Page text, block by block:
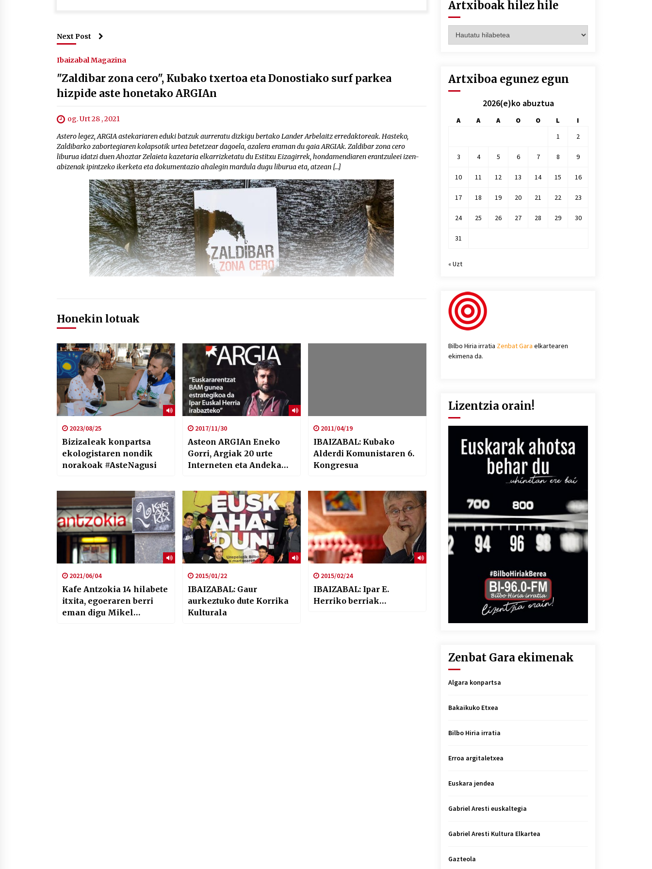
Next Post
Ibaizabal Magazina
"Zaldibar zona cero", Kubako txertoa eta Donostiako surf parkea
hizpide aste honetako ARGIAn
og. Urt 28 , 2021
Astero legez, ARGIA astekariaren eduki batzuk aurreratu dizkigu bertako Lander Arbelaitz erredaktoreak. Hasteko,
Zaldibarko zabortegiaren kolapsotik urtea betetzear dagoela, azalera eraman du gaia ARGIAk. Zaldibar zona cero
liburua idatzi duen Ahoztar Zelaieta kazetaria elkarrizketatu du Estitxu Eizagirrek, hondamendiaren erantzuleei izen-
abizenak ipintzeko ikerketa eta dokumentazio ahalegin mardula dugu liburua eta, atzean […]
Honekin lotuak
2023/08/25
Bizizaleak konpartsa
ekologistaren nondik
norakoak #AsteNagusi
2017/11/30
Asteon ARGIAn Eneko
Gorri, Argiak 20 urte
Interneten eta Andeka
2011/04/19
IBAIZABAL: Kubako
Alderdi Komunistaren 6.
Kongresua
2021/06/04
Kafe Antzokia 14 hilabete
itxita, egoeraren berri
eman digu Mikel
2015/01/22
IBAIZABAL: Gaur
aurkeztuko dute Korrika
Kulturala
2015/02/24
IBAIZABAL: Ipar E.
Herriko berriak…
Artxiboak hilez hile
hilez
Artxiboa egunez egun
2026(e)ko abuztua
A A A O O L
I
1
2
3 4 5 6 7 8 9
10 11 12 13 14 15 16
17 18 19 20 21 22 23
24 25 26 27 28 29 30
31
« Uzt
Bilbo Hiria irratia Zenbat Gara elkartearen
ekimena da.
Lizentzia orain!
Zenbat Gara ekimenak
Algara konpartsa
Bakaikuko Etxea
Bilbo Hiria irratia
Erroa argitaletxea
Euskara jendea
Gabriel Aresti euskaltegia
Gabriel Aresti Kultura Elkartea
Gazteola